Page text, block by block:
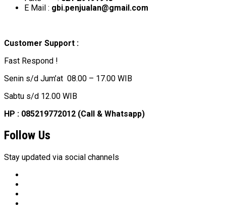
E Mail : gbi.penjualan@gmail.com
Customer Support :
Fast Respond !
Senin s/d Jum’at 08.00 – 17.00 WIB
Sabtu s/d 12.00 WIB
HP : 085219772012 (Call & Whatsapp)
Follow Us
Stay updated via social channels